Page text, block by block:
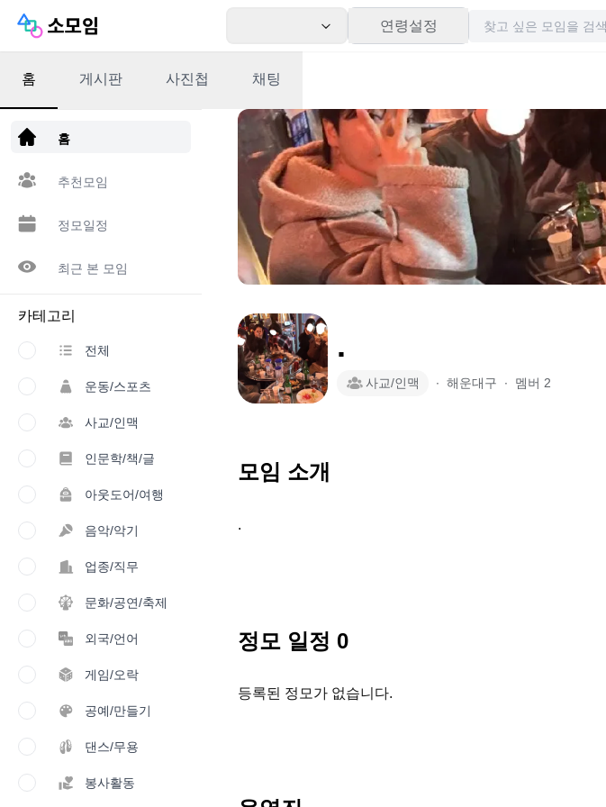
연령설정
앱 다운로드
홈
추천모임
정모일정
최근 본 모임
카테고리
전체
운동/스포츠
사교/인맥
인문학/책/글
아웃도어/여행
음악/악기
업종/직무
문화/공연/축제
외국/언어
게임/오락
공예/만들기
댄스/무용
봉사활동
홈 게시판 사진첩 채팅
.
사교/인맥 ∙ 해운대구 ∙ 멤버 2
모임 소개
.
정모 일정 0
등록된 정모가 없습니다.